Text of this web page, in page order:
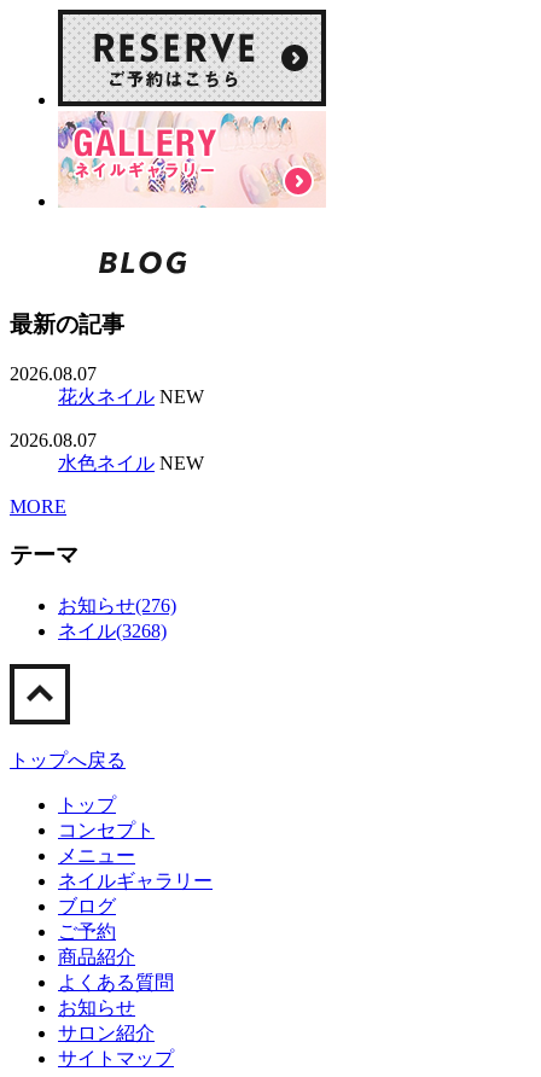
最新の記事
2026.08.07
花火ネイル NEW
2026.08.07
水色ネイル NEW
MORE
テーマ
お知らせ(276)
ネイル(3268)
トップへ戻る
トップ
コンセプト
メニュー
ネイルギャラリー
ブログ
ご予約
商品紹介
よくある質問
お知らせ
サロン紹介
サイトマップ